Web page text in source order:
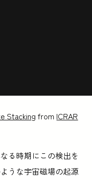
Stacking from ICRAR
る時期にこの検出を
うな宇宙磁場の起源